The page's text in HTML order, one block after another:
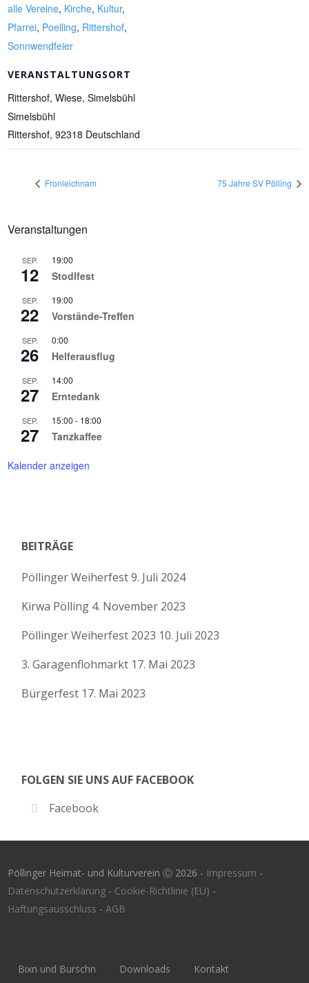
alle Vereine, Kirche, Kultur,
Pfarrei, Poelling, Rittershof,
Sonnwendfeier
VERANSTALTUNGSORT
Rittershof, Wiese, Simelsbühl
Simelsbühl
Rittershof, 92318 Deutschland
Fronleichnam 75 Jahre SV Pölling
Veranstaltungen
SEP.
12
19:00
Stodlfest
SEP.
22
19:00
Vorstände-Treffen
SEP.
26
0:00
Helferausflug
SEP.
27
14:00
Erntedank
SEP.
27
15:00 - 18:00
Tanzkaffee
Kalender anzeigen
BEITRÄGE
Pöllinger Weiherfest9. Juli 2024
Kirwa Pölling 4. November 2023
Pöllinger Weiherfest 2023 10. Juli 2023
3. Garagenflohmarkt 17. Mai 2023
Bürgerfest 17. Mai 2023
FOLGEN SIE UNS AUF FACEBOOK
Facebook
Pöllinger Heimat- und Kulturverein Ⓒ 2026 - Impressum -
Datenschutzerklärung - Cookie-Richtlinie (EU) -
Haftungsausschluss -AGB
Bixn und Burschn Downloads Kontakt